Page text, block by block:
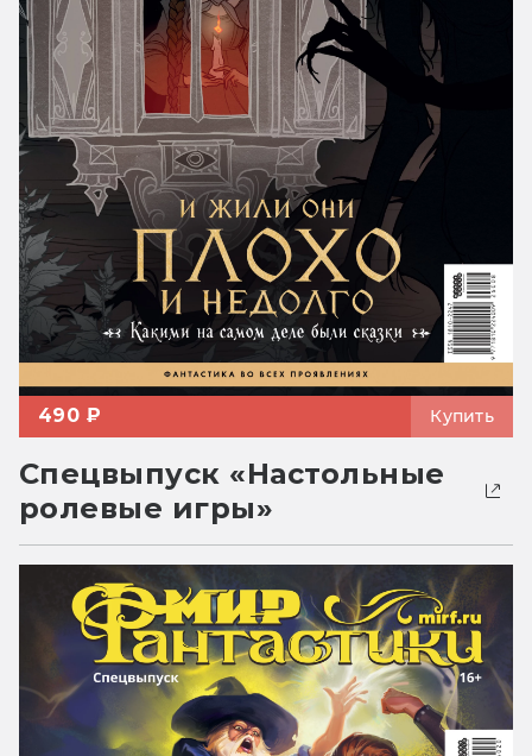
490 ₽ Купить
Спецвыпуск «Настольные
ролевые игры»